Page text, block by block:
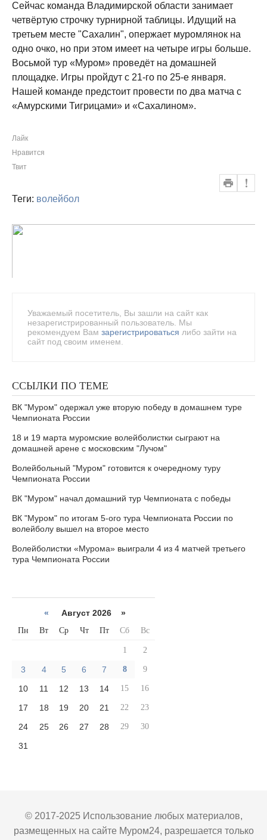
Сейчас команда Владимирской области занимает
четвёртую строчку турнирной таблицы. Идущий на
третьем месте "Сахалин", опержает муромлянок на
одно очко, но при этом имеет на четыре игры больше.
Восьмой тур «Муром» проведёт на домашней
площадке. Игры пройдут с 21-го по 25-е января.
Нашей команде предстоит провести по два матча с
«Амурскими Тигрицами» и «Сахалином».
Лайк
Нравится
Твит
Теги: волейбол
Уважаемый посетитель, Вы зашли на сайт как
незарегистрированный пользователь. Мы
рекомендуем Вам зарегистрироваться либо зайти на
сайт под своим именем.
ССЫЛКИ ПО ТЕМЕ
ВК "Муром" одержал уже вторую победу в домашнем туре
Чемпионата России
18 и 19 марта муромские волейболистки сыграют на
домашней арене с московским "Лучом"
Волейбольный "Муром" готовится к очередному туру
Чемпионата России
ВК "Муром" начал домашний тур Чемпионата с победы
ВК "Муром" по итогам 5-ого тура Чемпионата России по
волейболу вышел на второе место
Волейболистки «Мурома» выиграли 4 из 4 матчей третьего
тура Чемпионата России
« Август 2026 »
Пн Вт Ср Чт Пт Сб Вс
1 2
3 4 5 6 7 8 9
10 11 12 13 14 15 16
17 18 19 20 21 22 23
24 25 26 27 28 29 30
31
© 2017-2025 Использование любых материалов,
размещенных на сайте Муром24, разрешается только